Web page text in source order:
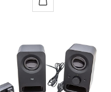
panier